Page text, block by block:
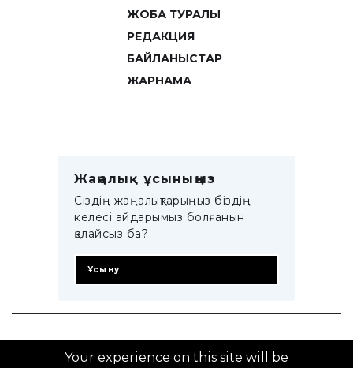
ЖОБА ТУРАЛЫ
РЕДАКЦИЯ
БАЙЛАНЫСТАР
ЖАРНАМА
Жаңалық ұсыныңыз
Сіздің жаңалықтарыңыз біздің
келесі айдарымыз болғанын
қалайсыз ба?
Ұсыну
© 2014–2025 ZTB.KZ
Your experience on this site will be